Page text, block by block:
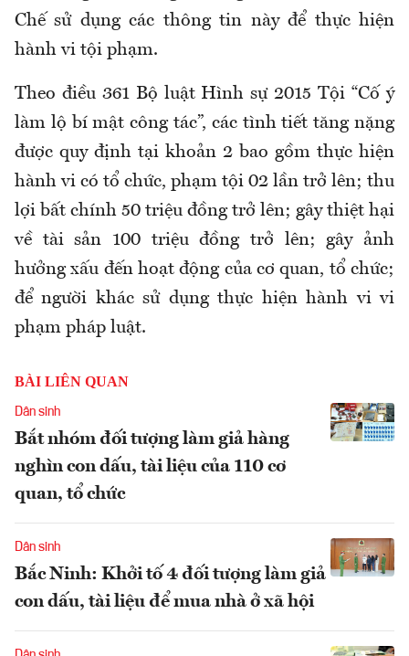
Chế sử dụng các thông tin này để thực hiện
hành vi tội phạm.
Theo điều 361 Bộ luật Hình sự 2015 Tội “Cố ý
làm lộ bí mật công tác”, các tình tiết tăng nặng
được quy định tại khoản 2 bao gồm thực hiện
hành vi có tổ chức, phạm tội 02 lần trở lên; thu
lợi bất chính 50 triệu đồng trở lên; gây thiệt hại
về tài sản 100 triệu đồng trở lên; gây ảnh
hưởng xấu đến hoạt động của cơ quan, tổ chức;
để người khác sử dụng thực hiện hành vi vi
phạm pháp luật.
BÀI LIÊN QUAN
Dân sinh
Bắt nhóm đối tượng làm giả hàng
nghìn con dấu, tài liệu của 110 cơ
quan, tổ chức
Dân sinh
Bắc Ninh: Khởi tố 4 đối tượng làm giả
con dấu, tài liệu để mua nhà ở xã hội